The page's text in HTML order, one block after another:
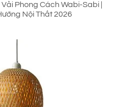
Phong Cách Wabi-Sabi |
Nội Thất 2026